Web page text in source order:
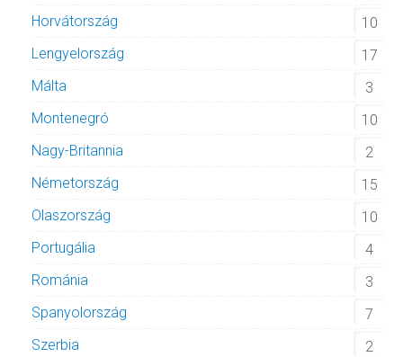
Horvátország
10
Lengyelország
17
Málta
3
Montenegró
10
Nagy-Britannia
2
Németország
15
Olaszország
10
Portugália
4
Románia
3
Spanyolország
7
Szerbia
2